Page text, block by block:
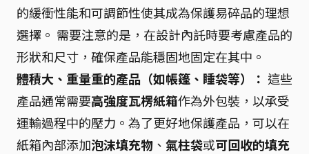
的緩衝性能和可調節性使其成為保護易碎品的理想
選擇。 需要注意的是，在設計內託時要考慮產品的
形狀和尺寸，確保產品能穩固地固定在其中。
體積大、重量重的產品（如帳篷、睡袋等）： 這些
產品通常需要高強度瓦楞紙箱作為外包裝，以承受
運輸過程中的壓力。為了更好地保護產品，可以在
紙箱內部添加泡沫填充物 、 氣柱袋或可回收的填充